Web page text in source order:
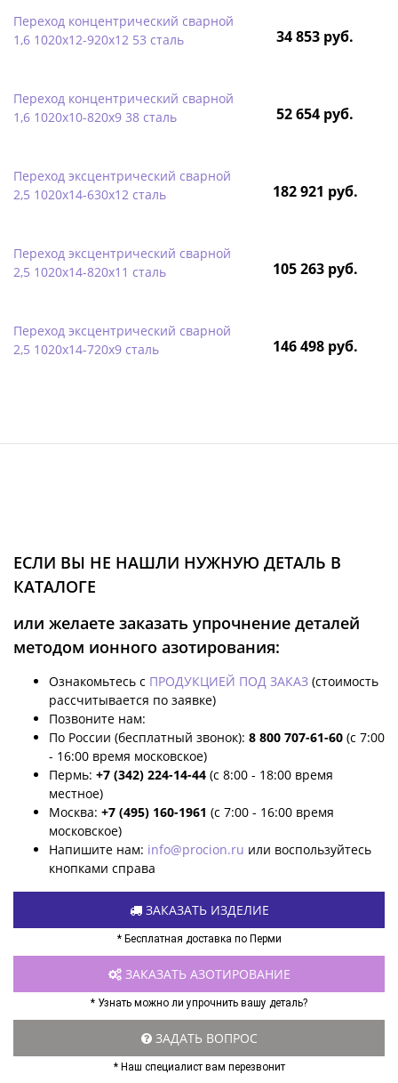
Переход концентрический сварной
1,6 1020х12-920х12 53 сталь
34 853 руб.
Переход концентрический сварной
1,6 1020х10-820х9 38 сталь
52 654 руб.
Переход эксцентрический сварной
2,5 1020х14-630х12 сталь
182 921 руб.
Переход эксцентрический сварной
2,5 1020х14-820х11 сталь
105 263 руб.
Переход эксцентрический сварной
2,5 1020х14-720х9 сталь
146 498 руб.
ЕСЛИ ВЫ НЕ НАШЛИ НУЖНУЮ ДЕТАЛЬ В
КАТАЛОГЕ
или желаете заказать упрочнение деталей
методом ионного азотирования:
Ознакомьтесь с ПРОДУКЦИЕЙ ПОД ЗАКАЗ (стоимость
рассчитывается по заявке)
Позвоните нам:
По России (бесплатный звонок): 8 800 707-61-60 (с 7:00
- 16:00 время московское)
Пермь: +7 (342) 224-14-44 (с 8:00 - 18:00 время
местное)
Москва: +7 (495) 160-1961 (с 7:00 - 16:00 время
московское)
Напишите нам: info@procion.ru или воспользуйтесь
кнопками справа
ЗАКАЗАТЬ ИЗДЕЛИЕ
* Бесплатная доставка по Перми
ЗАКАЗАТЬ АЗОТИРОВАНИЕ
* Узнать можно ли упрочнить вашу деталь?
ЗАДАТЬ ВОПРОС
* Наш специалист вам перезвонит